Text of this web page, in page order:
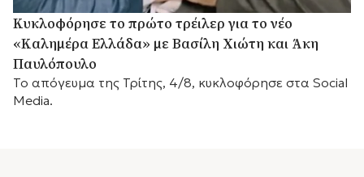
Κυκλοφόρησε το πρώτο τρέιλερ για το νέο
«Καλημέρα Ελλάδα» με Βασίλη Χιώτη και Άκη
Παυλόπουλο
Το απόγευμα της Τρίτης, 4/8, κυκλοφόρησε στα Social
Media.